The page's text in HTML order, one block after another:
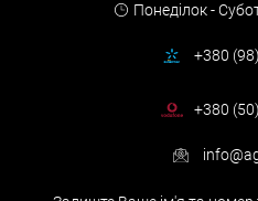
Понеділок -
+380
+380